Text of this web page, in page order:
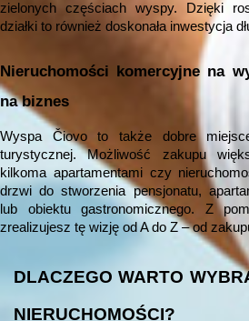
zielonych częściach wyspy. Dzięki
działki to również doskonała inwestycja
Nieruchomości komercyjne na
na biznes
Wyspa Čiovo to także dobre
turystycznej. Możliwość zakupu
kilkoma apartamentami czy
drzwi do stworzenia pensjonatu,
lub obiektu gastronomicznego. Z
zrealizujesz tę wizję od A do Z – od
DLACZEGO WARTO
NIERUCHOMOŚCI?